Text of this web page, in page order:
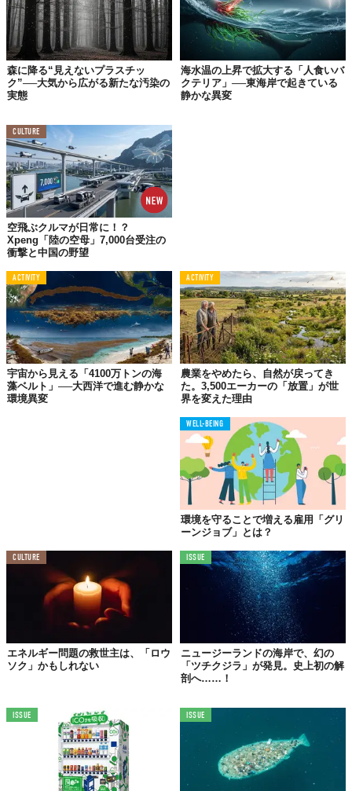
自然にふれるだけで、ストレスも不安も軽くなる
自然環境に身を置くだけで、ストレスホルモンの減少やリラクゼ
ーション効果があることが、2014年、立教大学の研究 「自然環境
たとえば、森の映像や自然音の音響がストレス軽減に寄与すると
いう結果もあります。つまり、自然とのふれあいは、心の健康を
保つ「見えない栄養素」と言えるでしょう。
自分も自然の一部と実感することが、心を取り戻す鍵
森の中を歩いているとき、草花を眺めているときに感じる、言葉
ことを、無意識に思い出しているからかもしれません。自然との
一体感を取り戻すことで、日常の小さな不安や孤独感からも少し
ずつ解放されていくはずです。
今日からできる
エコサイコロジー的アクション
難しいことをしなくても、自然との関係を少しずつ深めることは
可能です。日々の中に取り入れやすい実践例を紹介していきまし
公園や並木道を歩くとき、葉のざわめきや風のにおい、土の感触
に意識を向けてみてください。ほんの数分でも、自然に意識を預
ような散歩は、心の再調整につながります。スマホから目を
離すだけでも、新しい発見があるはずです。
スマホやアプリを「自然との接点」に変える
自然音アプリや、森林浴を仮想体験できる映像コンテンツなど、
テクノロジーも自然との接点を増やすツールに。たとえば、植物
と対話する時間」を持つことができます。
植物、光、香り……部屋の中に自然を迎え入れる
森に降る“見えないプラスチッ
ク”──大気から広がる新たな汚染の
実態
海水温の上昇で拡大する「人食いバ
クテリア」──東海岸で起きている
静かな異変
CULTURE
空飛ぶクルマが日常に！？
Xpeng「陸の空母」7,000台受注の
衝撃と中国の野望
ACTIVITY
宇宙から見える「4100万トンの海
藻ベルト」──大西洋で進む静かな
環境異変
ACTIVITY
農業をやめたら、自然が戻ってき
た。3,500エーカーの「放置」が世
界を変えた理由
WELL-BEING
環境を守ることで増える雇用「グリ
ーンジョブ」とは？
CULTURE
エネルギー問題の救世主は、「ロウ
ソク」かもしれない
ISSUE
ニュージーランドの海岸で、幻の
「ツチクジラ」が発見。史上初の解
剖へ……！
ISSUE ISSUE